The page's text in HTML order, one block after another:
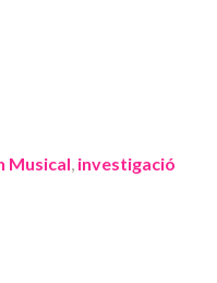
Musical, investigació